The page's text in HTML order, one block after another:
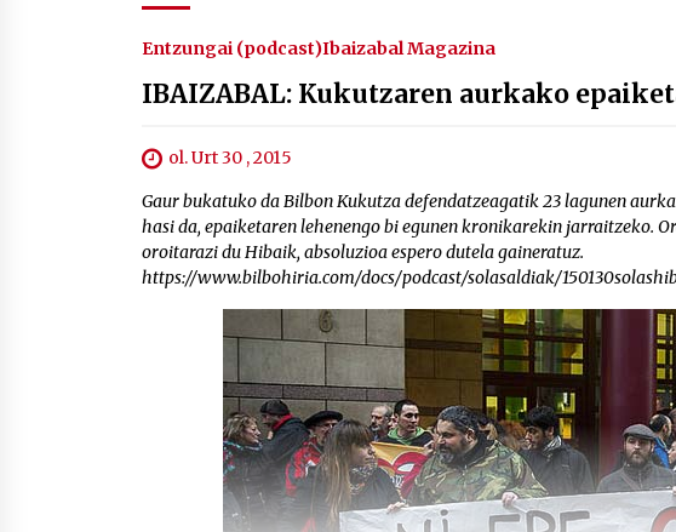
Entzungai (podcast)Ibaizabal Magazina
IBAIZABAL: Kukutzaren aurkako
ol. Urt 30 , 2015
Gaur bukatuko da Bilbon Kukutza defendatzeagatik 23 lagunen
hasi da, epaiketaren lehenengo bi egunen kronikarekin jarraitzeko.
oroitarazi du Hibaik, absoluzioa espero dutela gaineratuz.
https://www.bilbohiria.com/docs/podcast/solasaldiak/